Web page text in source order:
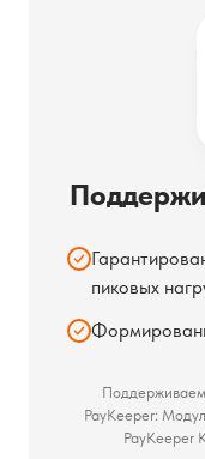
пиковых
PayKeeper:
PayKeeper